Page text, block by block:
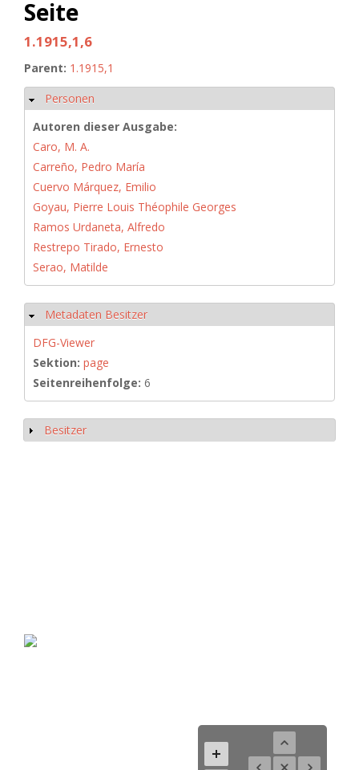
Seite
1.1915,1,6
Parent: 1.1915,1
Hide
Personen
Autoren dieser Ausgabe:
Caro, M. A.
Carreño, Pedro María
Cuervo Márquez, Emilio
Goyau, Pierre Louis Théophile Georges
Ramos Urdaneta, Alfredo
Restrepo Tirado, Ernesto
Serao, Matilde
Hide
Metadaten Besitzer
DFG-Viewer
Sektion: page
Seitenreihenfolge: 6
Show
Besitzer